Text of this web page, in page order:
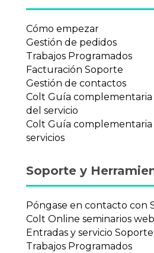
Cómo empezar
Gestión de pedidos
Trabajos Programados
Facturación Soporte
Gestión de contactos
Colt Guía
del servicio
Colt Guía complementaria
servicios
Soporte y
Póngase en contacto con
Colt Online seminarios web
Entradas y servicio Soporte
Trabajos Programados